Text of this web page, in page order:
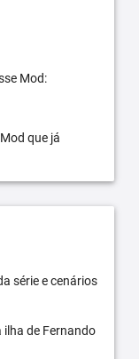
Mod:
que já
série e cenários
de Fernando